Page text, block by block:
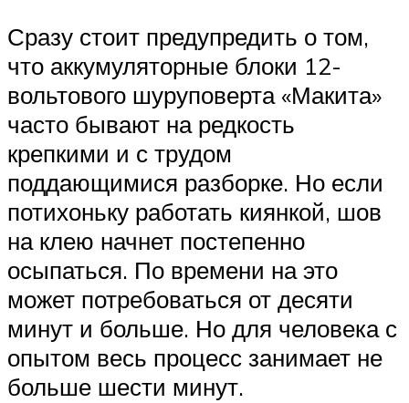
Сразу стоит предупредить о том,
что аккумуляторные блоки 12-
вольтового шуруповерта «Макита»
часто бывают на редкость
крепкими и с трудом
поддающимися разборке. Но если
потихоньку работать киянкой, шов
на клею начнет постепенно
осыпаться. По времени на это
может потребоваться от десяти
минут и больше. Но для человека с
опытом весь процесс занимает не
больше шести минут.